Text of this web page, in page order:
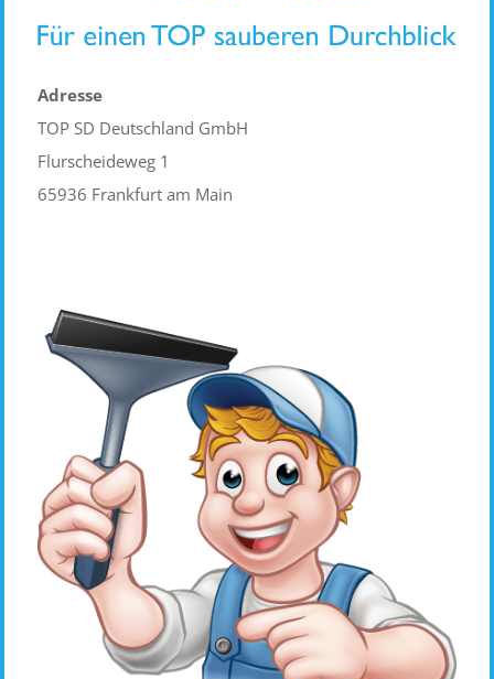
Adresse
TOP SD Deutschland GmbH
Flurscheideweg 1
65936 Frankfurt am Main